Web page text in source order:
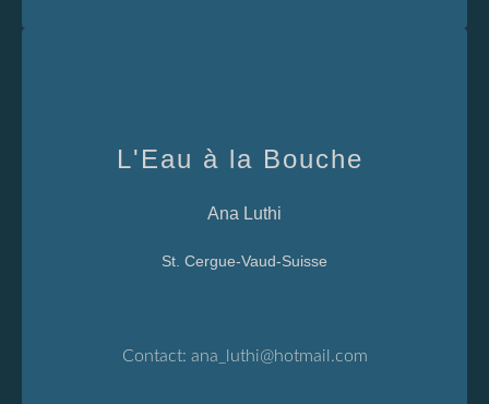
L'Eau à la Bouche
Ana Luthi
St. Cergue-Vaud-Suisse
Contact: ana_luthi@hotmail.com